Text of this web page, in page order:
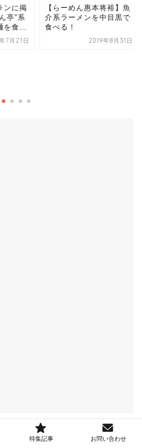
惠本将裕】魚
ンを中目黒で
2019年8月31日
カレー】中目黒駅すぐそば、超本
特集記事 お問い合わせ